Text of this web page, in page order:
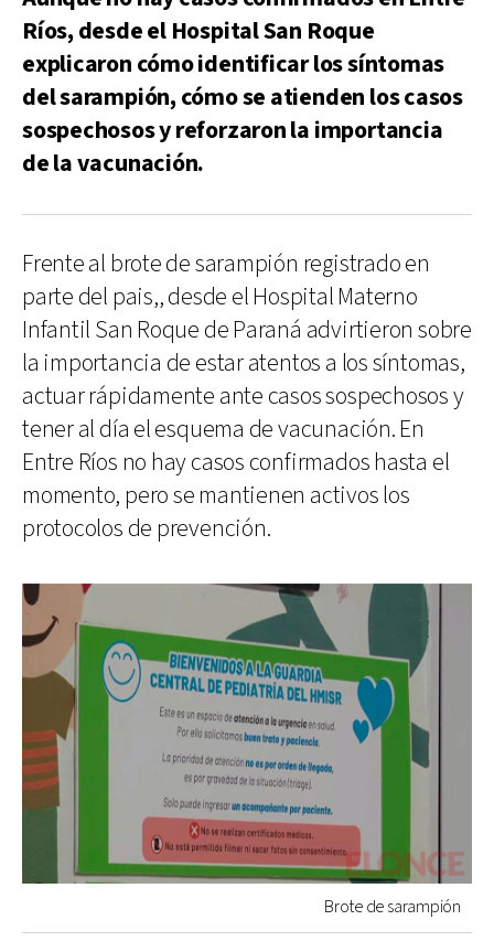
Ríos, desde el Hospital San Roque
explicaron cómo identificar los síntomas
del sarampión, cómo se atienden los casos
sospechosos y reforzaron la importancia
de la vacunación.
Frente al brote de sarampión registrado en
parte del pais,, desde el Hospital Materno
Infantil San Roque de Paraná advirtieron sobre
la importancia de estar atentos a los síntomas,
actuar rápidamente ante casos sospechosos y
tener al día el esquema de vacunación. En
Entre Ríos no hay casos confirmados hasta el
momento, pero se mantienen activos los
protocolos de prevención.
Brote de sarampión